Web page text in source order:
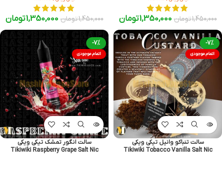
1,450,000تومان 1,350,000تومان 1,450,000تومان 1,350,000تومان
-7%
اتمام موجودی
سالت تنباکو وانیل تیکی ویکی
Tikiwiki Tobacco Vanilla Salt Nic
-7%
اتمام موجودی
سالت انگور تمشک تیکی ویکی
Tikiwiki Raspberry Grape Salt Nic